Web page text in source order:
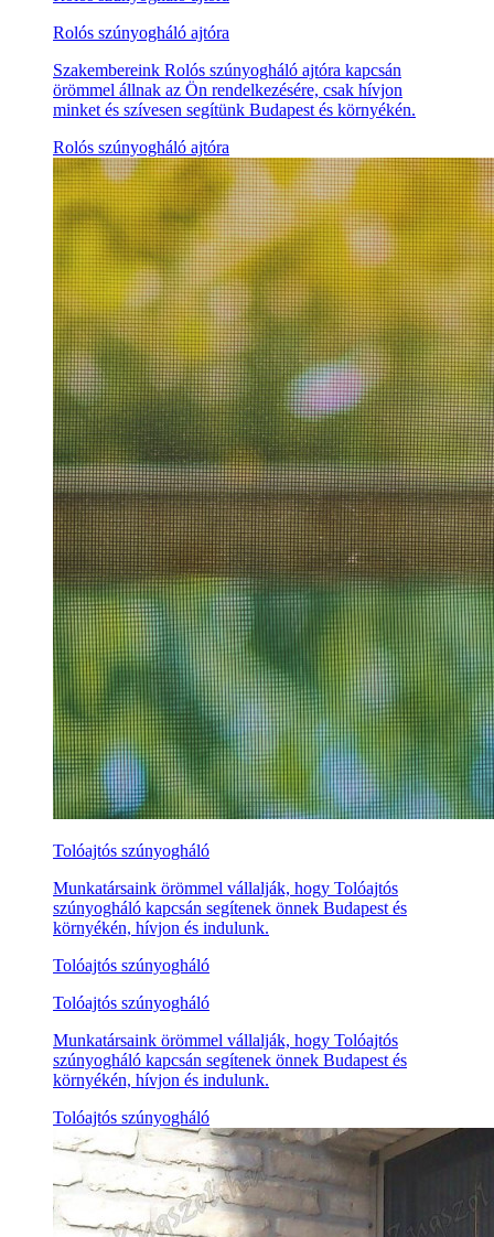
Rolós szúnyogháló ajtóra
Szakembereink Rolós szúnyogháló ajtóra kapcsán
örömmel állnak az Ön rendelkezésére, csak hívjon
minket és szívesen segítünk Budapest és környékén.
Rolós szúnyogháló ajtóra
Tolóajtós szúnyogháló
Munkatársaink örömmel vállalják, hogy Tolóajtós
szúnyogháló kapcsán segítenek önnek Budapest és
környékén, hívjon és indulunk.
Tolóajtós szúnyogháló
Tolóajtós szúnyogháló
Munkatársaink örömmel vállalják, hogy Tolóajtós
szúnyogháló kapcsán segítenek önnek Budapest és
környékén, hívjon és indulunk.
Tolóajtós szúnyogháló